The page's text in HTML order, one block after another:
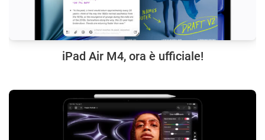
iPad Air M4, ora è ufficiale!